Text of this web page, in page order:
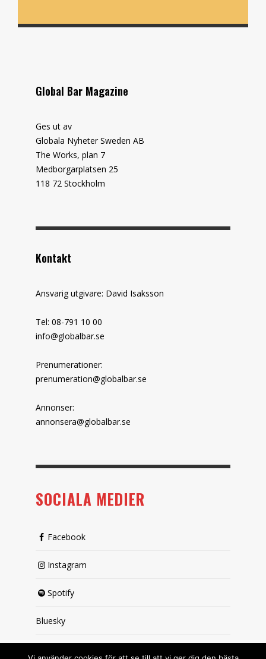
Global Bar Magazine
Ges ut av
Globala Nyheter Sweden AB
The Works, plan 7
Medborgarplatsen 25
118 72 Stockholm
Kontakt
Ansvarig utgivare: David Isaksson
Tel: 08-791 10 00
info@globalbar.se
Prenumerationer:
prenumeration@globalbar.se
Annonser:
annonsera@globalbar.se
SOCIALA MEDIER
Facebook
Instagram
Spotify
Bluesky